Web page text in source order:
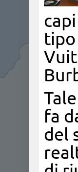
tipo
fa
del